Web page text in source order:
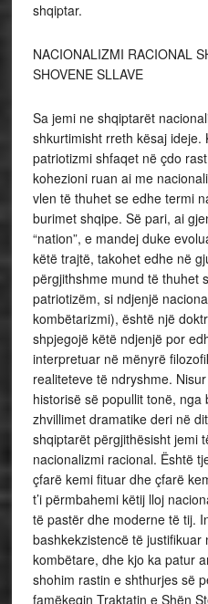
shqiptar.
NACIONALIZMI RACIONAL
SHOVENE SLLAVE
Sa jemi ne shqiptarët
shkurtimisht rreth kësaj ideje.
patriotizmi shfaqet në çdo
kohezioni ruan ai me
vlen të thuhet se edhe termi
burimet shqipe. Së pari, ai
“nation”, e mandej duke
këtë trajtë, takohet edhe në
përgjithshme mund të thuhet
patriotizëm, si ndjenjë
kombëtarizmi), është një
shpjegojë këtë ndjenjë por
interpretuar në mënyrë
realiteteve të ndryshme.
historisë së popullit tonë,
zhvillimet dramatike deri në
shqiptarët përgjithësisht jemi
nacionalizmi racional. Është
çfarë kemi fituar dhe çfarë
t’i përmbahemi këtij lloj
të pastër dhe moderne të tij.
bashkekzistencë të
kombëtare, dhe kjo ka patur
shohim rastin e shthurjes së
famëkeqin Traktatin e Shën